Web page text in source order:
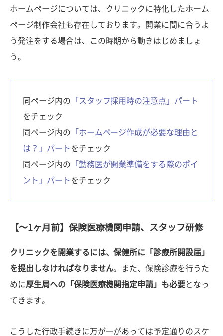
ホームページについては、クリニックに特化したホーム
ページ制作会社も存在しております。開業に間に合うよ
う発注をする場合は、この時期から動きはじめましょ
う。
同ページ内の 「スタッフ採用時の注意点」パート
をチェック
同ページ内の 「ホームページ作成が必要な理由と
は？」パートをチェック
同ページ内の 「勤務医が開業準備をする際のポイ
ント」パートをチェック
【〜1ヶ月前】保険医療機関申請、スタッフ研修
クリニックを開業するには、保健所に「診療所開設届」
を提出しなければなりません。また、保険診療を行うた
めに厚生局への「保険医療機関指定申請」も必要となっ
てきます。
こうした行政手続きに万が一があっては予定通りのスケ